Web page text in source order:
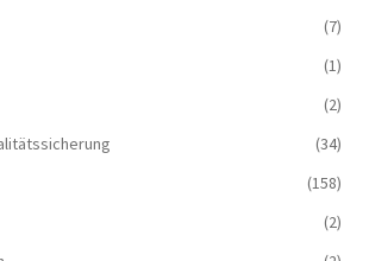
(7)
(1)
(2)
(34)
(158)
(2)